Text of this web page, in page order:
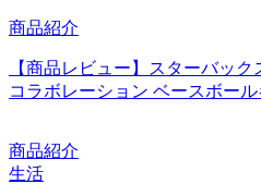
商品紹介
【商品レビュー】スターバッ
コラボレーション ベースボー
商品紹介
生活